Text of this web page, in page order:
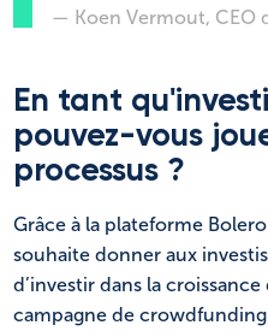
— Koen Vermout, CEO
En tant
pouvez-vous
processus ?
Grâce à la plateforme
souhaite donner aux
d’investir dans la
campagne de